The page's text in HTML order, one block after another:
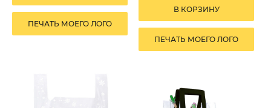
ПЕЧАТЬ МОЕГО ЛОГО
В КОРЗИНУ
ПЕЧАТЬ МОЕГО ЛОГО